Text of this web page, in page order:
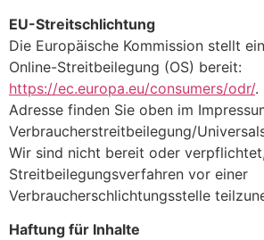
EU-Streitschlichtung
Die Europäische Kommission stellt
Online-Streitbeilegung (OS) bereit:
https://ec.europa.eu/consumers/odr/.
Adresse finden Sie oben im
Verbraucherstreitbeilegung/
Wir sind nicht bereit oder
Streitbeilegungsverfahren vor einer
Verbraucherschlichtungsstelle
Haftung für Inhalte